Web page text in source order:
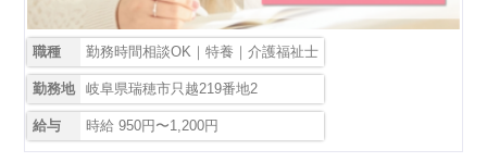
職種 勤務時間相談OK｜特養｜介護福祉士
勤務地 岐阜県瑞穂市只越219番地2
給与 時給 950円〜1,200円